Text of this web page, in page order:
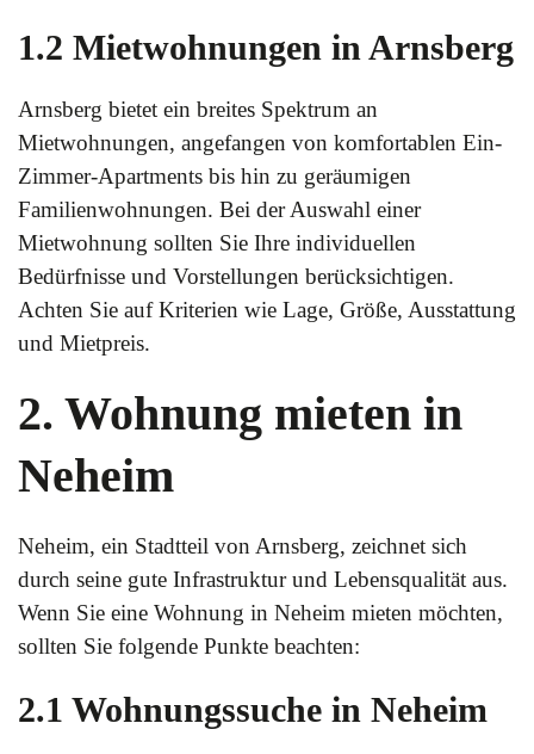
1.2 Mietwohnungen in Arnsberg
Arnsberg bietet ein breites Spektrum an
Mietwohnungen, angefangen von komfortablen Ein-
Zimmer-Apartments bis hin zu geräumigen
Familienwohnungen. Bei der Auswahl einer
Mietwohnung sollten Sie Ihre individuellen
Bedürfnisse und Vorstellungen berücksichtigen.
Achten Sie auf Kriterien wie Lage, Größe, Ausstattung
und Mietpreis.
2. Wohnung mieten in
Neheim
Neheim, ein Stadtteil von Arnsberg, zeichnet sich
durch seine gute Infrastruktur und Lebensqualität aus.
Wenn Sie eine Wohnung in Neheim mieten möchten,
sollten Sie folgende Punkte beachten:
2.1 Wohnungssuche in Neheim